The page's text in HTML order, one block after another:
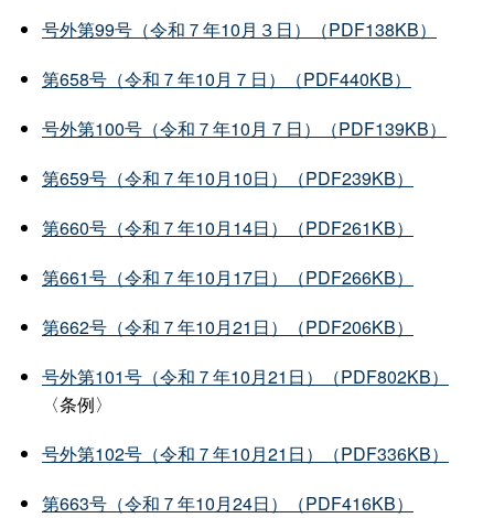
号外第99号（令和７年10月３日）（PDF138KB）
第658号（令和７年10月７日）（PDF440KB）
号外第100号（令和７年10月７日）（PDF139KB）
第659号（令和７年10月10日）（PDF239KB）
第660号（令和７年10月14日）（PDF261KB）
第661号（令和７年10月17日）（PDF266KB）
第662号（令和７年10月21日）（PDF206KB）
号外第101号（令和７年10月21日）（PDF802KB）
〈条例〉
号外第102号（令和７年10月21日）（PDF336KB）
第663号（令和７年10月24日）（PDF416KB）